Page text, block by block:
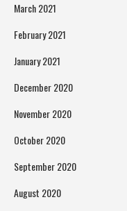
March 2021
February 2021
January 2021
December 2020
November 2020
October 2020
September 2020
August 2020